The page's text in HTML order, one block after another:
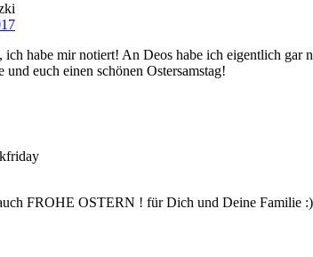
ich habe mir notiert! An Deos habe ich eigentlich gar
und euch einen schönen Ostersamstag!
FROHE OSTERN ! für Dich und Deine Familie